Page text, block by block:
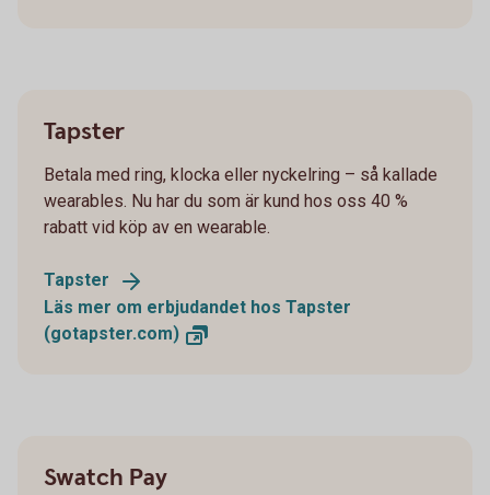
Tapster
Betala med ring, klocka eller nyckelring – så kallade
wearables. Nu har du som är kund hos oss 40 %
rabatt vid köp av en wearable.
Tapster
Läs mer om erbjudandet hos Tapster
(gotapster.com)
Swatch Pay